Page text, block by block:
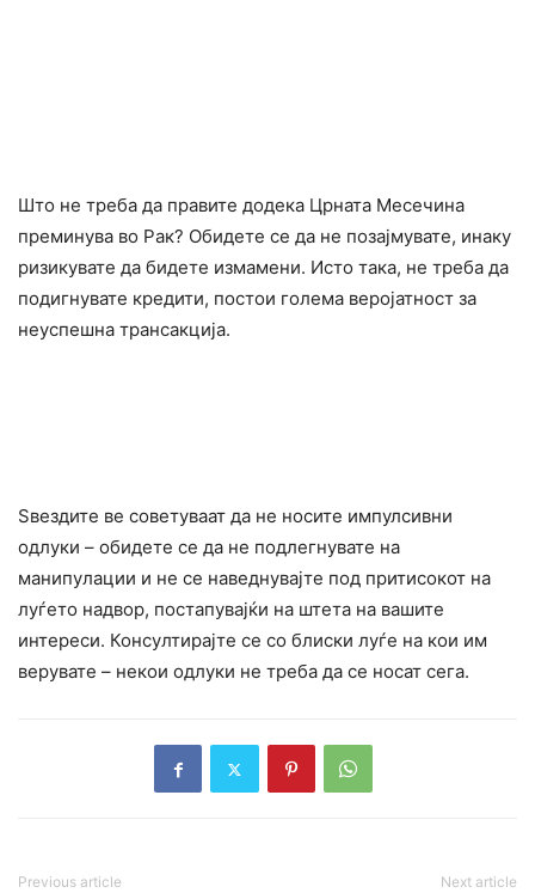
Што не треба да правите додека Црната Месечина
преминува во Рак? Обидете се да не позајмувате, инаку
ризикувате да бидете измамени. Исто така, не треба да
подигнувате кредити, постои голема веројатност за
неуспешна трансакција.
Ѕвездите ве советуваат да не носите импулсивни
одлуки – обидете се да не подлегнувате на
манипyлации и не се наведнувајте под притисокот на
луѓето надвор, постапувајќи на штета на вашите
интереси. Конcyлтирајте се со блиски луѓе на кои им
верувате – некои одлуки не треба да се носат сега.
Previous article Next article